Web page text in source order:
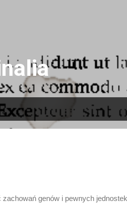
genów i pewnych